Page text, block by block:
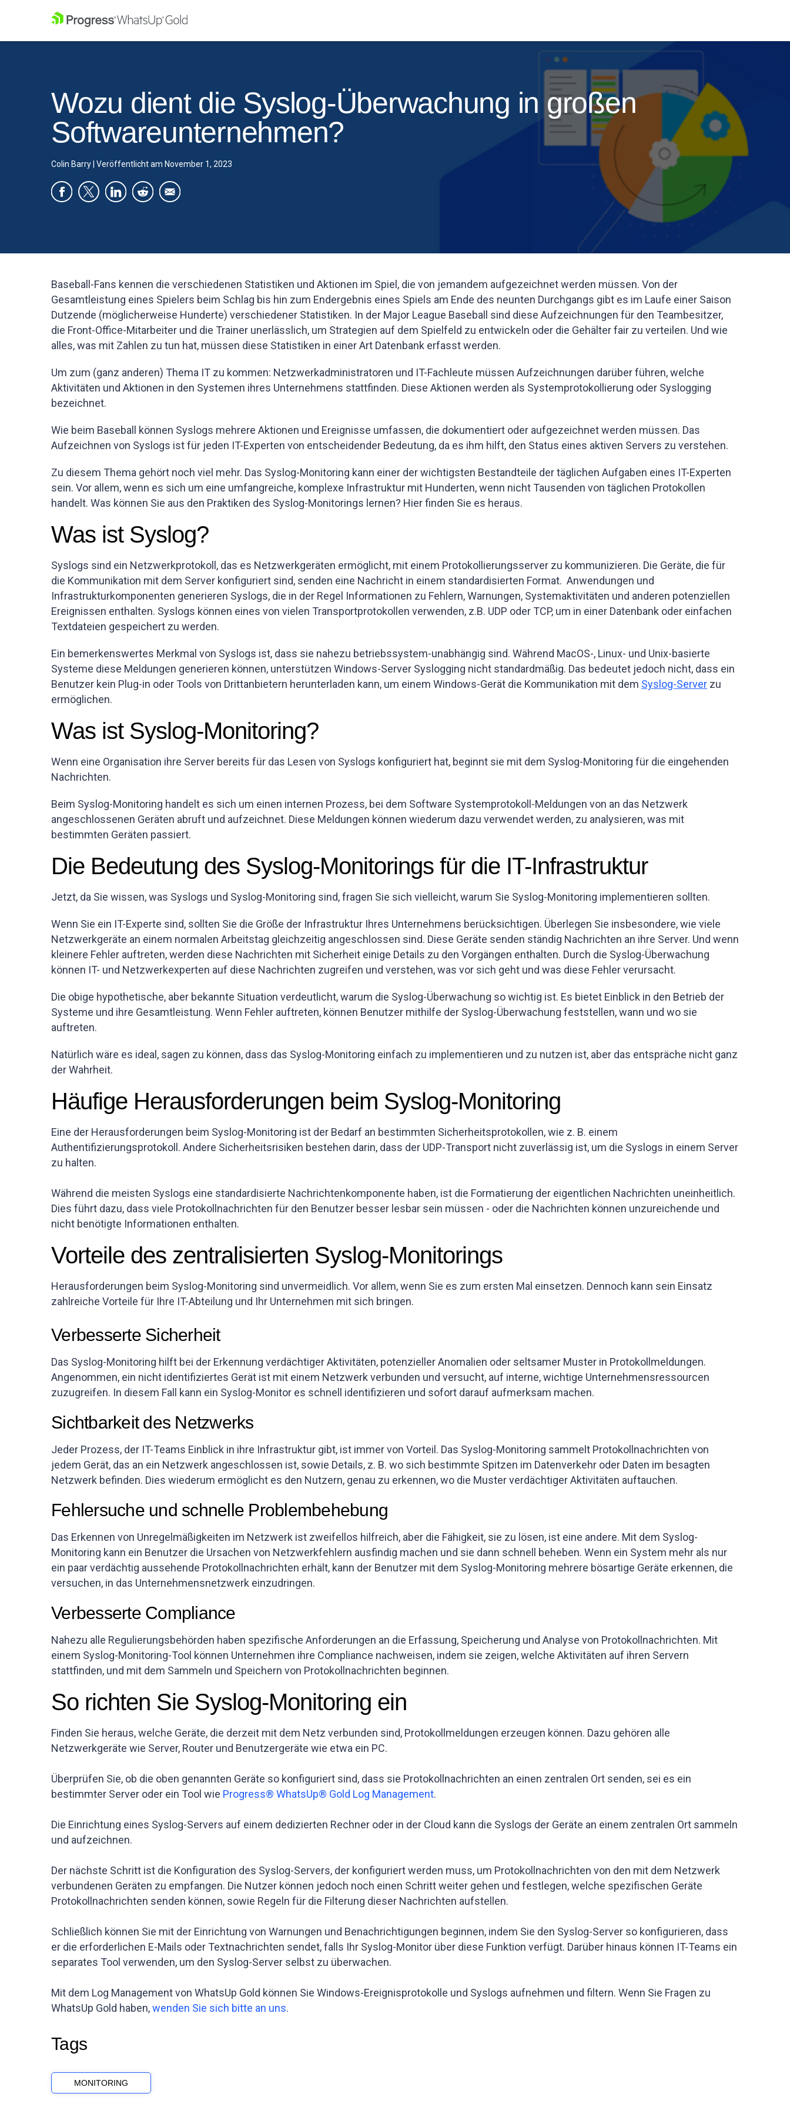
Wozu dient die Syslog-Überwachung in großen
Softwareunternehmen?
Colin Barry Veröffentlicht am November 1, 2023
Baseball-Fans kennen die verschiedenen Statistiken und Aktionen im Spiel, die von jemandem aufgezeichnet werden müssen. Von der
Gesamtleistung eines Spielers beim Schlag bis hin zum Endergebnis eines Spiels am Ende des neunten Durchgangs gibt es im Laufe einer Saison
Dutzende (möglicherweise Hunderte) verschiedener Statistiken. In der Major League Baseball sind diese Aufzeichnungen für den Teambesitzer,
die Front-Office-Mitarbeiter und die Trainer unerlässlich, um Strategien auf dem Spielfeld zu entwickeln oder die Gehälter fair zu verteilen. Und wie
alles, was mit Zahlen zu tun hat, müssen diese Statistiken in einer Art Datenbank erfasst werden.
Um zum (ganz anderen) Thema IT zu kommen: Netzwerkadministratoren und IT-Fachleute müssen Aufzeichnungen darüber führen, welche
Aktivitäten und Aktionen in den Systemen ihres Unternehmens stattfinden. Diese Aktionen werden als Systemprotokollierung oder Syslogging
bezeichnet.
Wie beim Baseball können Syslogs mehrere Aktionen und Ereignisse umfassen, die dokumentiert oder aufgezeichnet werden müssen. Das
Aufzeichnen von Syslogs ist für jeden IT-Experten von entscheidender Bedeutung, da es ihm hilft, den Status eines aktiven Servers zu verstehen.
Zu diesem Thema gehört noch viel mehr. Das Syslog-Monitoring kann einer der wichtigsten Bestandteile der täglichen Aufgaben eines IT-Experten
sein. Vor allem, wenn es sich um eine umfangreiche, komplexe Infrastruktur mit Hunderten, wenn nicht Tausenden von täglichen Protokollen
handelt. Was können Sie aus den Praktiken des Syslog-Monitorings lernen? Hier finden Sie es heraus.
Was ist Syslog?
Syslogs sind ein Netzwerkprotokoll, das es Netzwerkgeräten ermöglicht, mit einem Protokollierungsserver zu kommunizieren. Die Geräte, die für
die Kommunikation mit dem Server konfiguriert sind, senden eine Nachricht in einem standardisierten Format. Anwendungen und
Infrastrukturkomponenten generieren Syslogs, die in der Regel Informationen zu Fehlern, Warnungen, Systemaktivitäten und anderen potenziellen
Ereignissen enthalten. Syslogs können eines von vielen Transportprotokollen verwenden, z.B. UDP oder TCP, um in einer Datenbank oder einfachen
Textdateien gespeichert zu werden.
Ein bemerkenswertes Merkmal von Syslogs ist, dass sie nahezu betriebssystem-unabhängig sind. Während MacOS-, Linux- und Unix-basierte
Systeme diese Meldungen generieren können, unterstützen Windows-Server Syslogging nicht standardmäßig. Das bedeutet jedoch nicht, dass ein
Benutzer kein Plug-in oder Tools von Drittanbietern herunterladen kann, um einem Windows-Gerät die Kommunikation mit dem Syslog-Server zu
ermöglichen.
Was ist Syslog-Monitoring?
Wenn eine Organisation ihre Server bereits für das Lesen von Syslogs konfiguriert hat, beginnt sie mit dem Syslog-Monitoring für die eingehenden
Nachrichten.
Beim Syslog-Monitoring handelt es sich um einen internen Prozess, bei dem Software Systemprotokoll-Meldungen von an das Netzwerk
angeschlossenen Geräten abruft und aufzeichnet. Diese Meldungen können wiederum dazu verwendet werden, zu analysieren, was mit
bestimmten Geräten passiert.
Die Bedeutung des Syslog-Monitorings für die IT-Infrastruktur
Jetzt, da Sie wissen, was Syslogs und Syslog-Monitoring sind, fragen Sie sich vielleicht, warum Sie Syslog-Monitoring implementieren sollten.
Wenn Sie ein IT-Experte sind, sollten Sie die Größe der Infrastruktur Ihres Unternehmens berücksichtigen. Überlegen Sie insbesondere, wie viele
Netzwerkgeräte an einem normalen Arbeitstag gleichzeitig angeschlossen sind. Diese Geräte senden ständig Nachrichten an ihre Server. Und wenn
kleinere Fehler auftreten, werden diese Nachrichten mit Sicherheit einige Details zu den Vorgängen enthalten. Durch die Syslog-Überwachung
können IT- und Netzwerkexperten auf diese Nachrichten zugreifen und verstehen, was vor sich geht und was diese Fehler verursacht.
Die obige hypothetische, aber bekannte Situation verdeutlicht, warum die Syslog-Überwachung so wichtig ist. Es bietet Einblick in den Betrieb der
Systeme und ihre Gesamtleistung. Wenn Fehler auftreten, können Benutzer mithilfe der Syslog-Überwachung feststellen, wann und wo sie
auftreten.
Natürlich wäre es ideal, sagen zu können, dass das Syslog-Monitoring einfach zu implementieren und zu nutzen ist, aber das entspräche nicht ganz
der Wahrheit.
Häufige Herausforderungen beim Syslog-Monitoring
Eine der Herausforderungen beim Syslog-Monitoring ist der Bedarf an bestimmten Sicherheitsprotokollen, wie z. B. einem
Authentifizierungsprotokoll. Andere Sicherheitsrisiken bestehen darin, dass der UDP-Transport nicht zuverlässig ist, um die Syslogs in einem Server
zu halten.
Während die meisten Syslogs eine standardisierte Nachrichtenkomponente haben, ist die Formatierung der eigentlichen Nachrichten uneinheitlich.
Dies führt dazu, dass viele Protokollnachrichten für den Benutzer besser lesbar sein müssen - oder die Nachrichten können unzureichende und
nicht benötigte Informationen enthalten.
Vorteile des zentralisierten Syslog-Monitorings
Herausforderungen beim Syslog-Monitoring sind unvermeidlich. Vor allem, wenn Sie es zum ersten Mal einsetzen. Dennoch kann sein Einsatz
zahlreiche Vorteile für Ihre IT-Abteilung und Ihr Unternehmen mit sich bringen.
Verbesserte Sicherheit
Das Syslog-Monitoring hilft bei der Erkennung verdächtiger Aktivitäten, potenzieller Anomalien oder seltsamer Muster in Protokollmeldungen.
Angenommen, ein nicht identifiziertes Gerät ist mit einem Netzwerk verbunden und versucht, auf interne, wichtige Unternehmensressourcen
zuzugreifen. In diesem Fall kann ein Syslog-Monitor es schnell identifizieren und sofort darauf aufmerksam machen.
Sichtbarkeit des Netzwerks
Jeder Prozess, der IT-Teams Einblick in ihre Infrastruktur gibt, ist immer von Vorteil. Das Syslog-Monitoring sammelt Protokollnachrichten von
jedem Gerät, das an ein Netzwerk angeschlossen ist, sowie Details, z. B. wo sich bestimmte Spitzen im Datenverkehr oder Daten im besagten
Netzwerk befinden. Dies wiederum ermöglicht es den Nutzern, genau zu erkennen, wo die Muster verdächtiger Aktivitäten auftauchen.
Fehlersuche und schnelle Problembehebung
Das Erkennen von Unregelmäßigkeiten im Netzwerk ist zweifellos hilfreich, aber die Fähigkeit, sie zu lösen, ist eine andere. Mit dem Syslog-
Monitoring kann ein Benutzer die Ursachen von Netzwerkfehlern ausfindig machen und sie dann schnell beheben. Wenn ein System mehr als nur
ein paar verdächtig aussehende Protokollnachrichten erhält, kann der Benutzer mit dem Syslog-Monitoring mehrere bösartige Geräte erkennen, die
versuchen, in das Unternehmensnetzwerk einzudringen.
Verbesserte Compliance
Nahezu alle Regulierungsbehörden haben spezifische Anforderungen an die Erfassung, Speicherung und Analyse von Protokollnachrichten. Mit
einem Syslog-Monitoring-Tool können Unternehmen ihre Compliance nachweisen, indem sie zeigen, welche Aktivitäten auf ihren Servern
stattfinden, und mit dem Sammeln und Speichern von Protokollnachrichten beginnen.
So richten Sie Syslog-Monitoring ein
Finden Sie heraus, welche Geräte, die derzeit mit dem Netz verbunden sind, Protokollmeldungen erzeugen können. Dazu gehören alle
Netzwerkgeräte wie Server, Router und Benutzergeräte wie etwa ein PC.
Überprüfen Sie, ob die oben genannten Geräte so konfiguriert sind, dass sie Protokollnachrichten an einen zentralen Ort senden, sei es ein
bestimmter Server oder ein Tool wie Progress® WhatsUp® Gold Log Management.
Die Einrichtung eines Syslog-Servers auf einem dedizierten Rechner oder in der Cloud kann die Syslogs der Geräte an einem zentralen Ort sammeln
und aufzeichnen.
Der nächste Schritt ist die Konfiguration des Syslog-Servers, der konfiguriert werden muss, um Protokollnachrichten von den mit dem Netzwerk
verbundenen Geräten zu empfangen. Die Nutzer können jedoch noch einen Schritt weiter gehen und festlegen, welche spezifischen Geräte
Protokollnachrichten senden können, sowie Regeln für die Filterung dieser Nachrichten aufstellen.
Schließlich können Sie mit der Einrichtung von Warnungen und Benachrichtigungen beginnen, indem Sie den Syslog-Server so konfigurieren, dass
er die erforderlichen E-Mails oder Textnachrichten sendet, falls Ihr Syslog-Monitor über diese Funktion verfügt. Darüber hinaus können IT-Teams ein
separates Tool verwenden, um den Syslog-Server selbst zu überwachen.
Mit dem Log Management von WhatsUp Gold können Sie Windows-Ereignisprotokolle und Syslogs aufnehmen und filtern. Wenn Sie Fragen zu
WhatsUp Gold haben,wenden Sie sich bitte an uns.
Tags
MONITORING